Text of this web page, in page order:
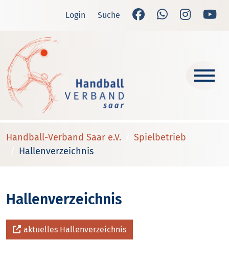
Login Suche
Handball-Verband Saar e.V.
Spielbetrieb
Hallenverzeichnis
Hallenverzeichnis
aktuelles Hallenverzeichnis